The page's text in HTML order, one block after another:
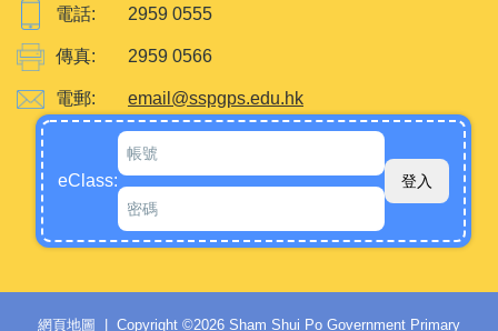
電話: 2959 0555
傳真: 2959 0566
電郵: email@sspgps.edu.hk
eClass:
網頁地圖 | Copyright ©2026 Sham Shui Po Government Primary